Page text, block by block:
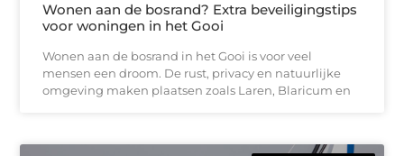
Wonen aan de bosrand? Extra beveiligingstips
voor woningen in het Gooi
Wonen aan de bosrand in het Gooi is voor veel
mensen een droom. De rust, privacy en natuurlijke
omgeving maken plaatsen zoals Laren, Blaricum en